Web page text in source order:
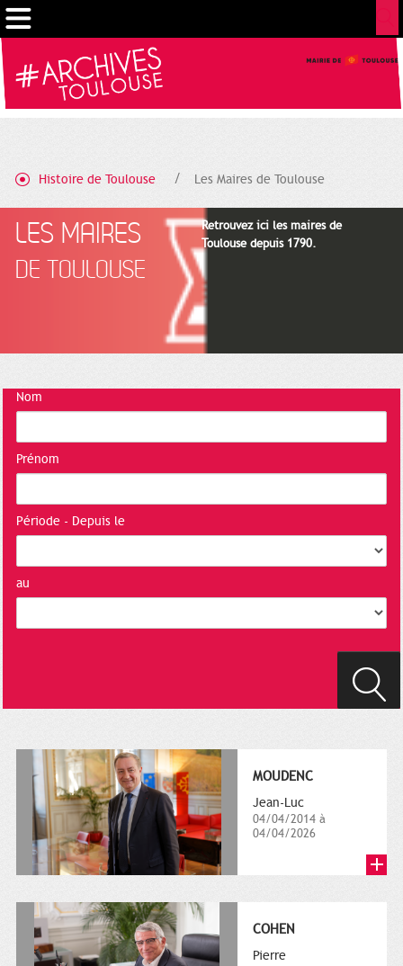
Histoire de Toulouse Les Maires de Toulouse
LES MAIRES
DE TOULOUSE
Retrouvez ici les maires de
Toulouse depuis 1790.
Nom
Prénom
Période - Depuis le
au
MOUDENC
Jean-Luc
04/04/2014 à
04/04/2026
COHEN
Pierre
Cookies management panel